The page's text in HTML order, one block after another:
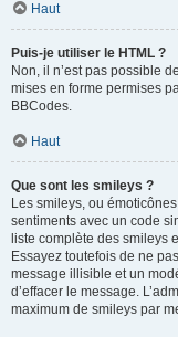
Haut
Puis-je utiliser le HTML ?
Non, il n’est pas possible
mises en forme permises
BBCodes.
Haut
Que sont les smileys ?
Les smileys, ou
sentiments avec un code
liste complète des smileys
Essayez toutefois de ne
message illisible et un
d’effacer le message.
maximum de smileys par